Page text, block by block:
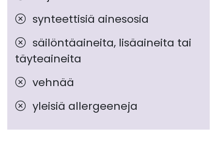
synteettisiä ainesosia
säilöntäaineita, lisäaineita tai
täyteaineita
vehnää
yleisiä allergeeneja